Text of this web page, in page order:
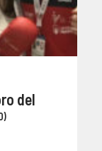
del